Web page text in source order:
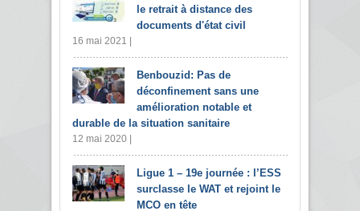
le retrait à distance des
documents d'état civil
16 mai 2021 |
Benbouzid: Pas de
déconfinement sans une
amélioration notable et
durable de la situation sanitaire
12 mai 2020 |
Ligue 1 – 19e journée : l’ESS
surclasse le WAT et rejoint le
MCO en tête